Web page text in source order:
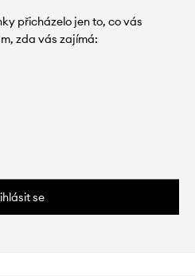
přicházelo jen to, co vás
zda vás zajímá:
se